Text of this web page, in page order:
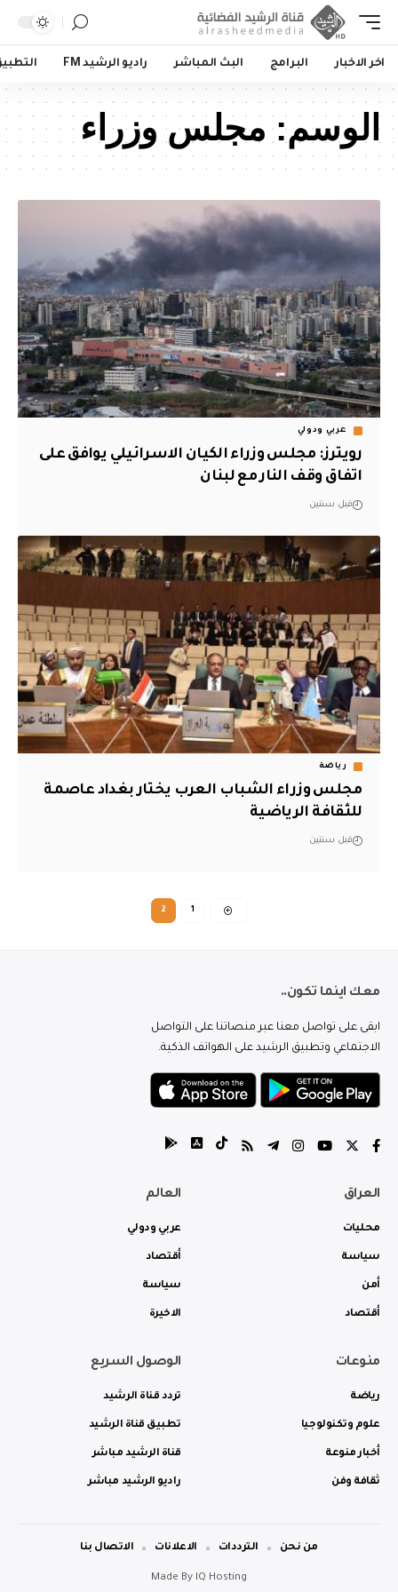
اخر الاخبار البرامج البث المباشر راديو الرشيد FM
الوسم:مجلس وزراء
عربي ودولي
رويترز: مجلس وزراء الكيان الاسرائيلي يوافق على
اتفاق وقف النار مع لبنان
قبل سنتين
رياضة
مجلس وزراء الشباب العرب يختار بغداد عاصمة
للثقافة الرياضية
قبل سنتين
1
2
معك اينما تكون..
ابقى على تواصل معنا عبر منصاتنا على التواصل
الاجتماعي وتطبيق الرشيد على الهواتف الذكية.
العراق
محليات
سياسة
أمن
أقتصاد
العالم
عربي ودولي
أقتصاد
سياسة
الاخيرة
منوعات
رياضة
علوم وتكنولوجيا
أخبار منوعة
ثقافة وفن
الوصول السريع
تردد قناة الرشيد
تطبيق قناة الرشيد
قناة الرشيد مباشر
راديو الرشيد مباشر
Made By IQ Hosting
من نحن الترددات الاعلانات الاتصال بنا